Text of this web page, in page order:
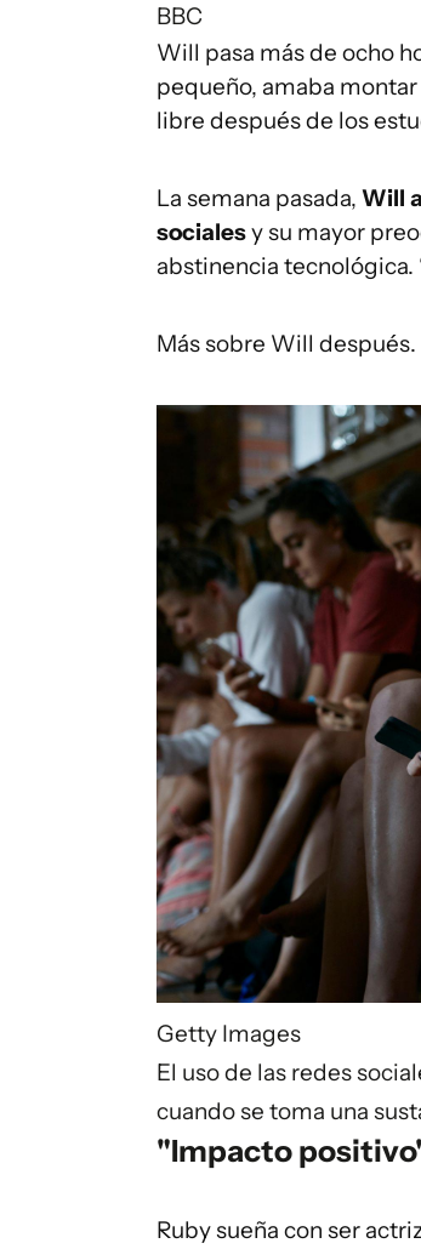
BBC
Will pasa más de ocho
pequeño, amaba
libre después de los
La semana pasada, Will
socialesy su mayor
abstinencia tecnológica.
Más sobre Will después.
Getty Images
El uso de las redes
cuando se toma una
"Impacto
Ruby sueña con ser